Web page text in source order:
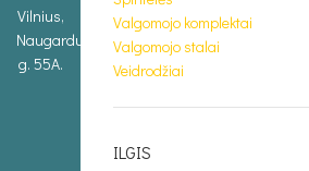
Vilnius,
Naugarduko
g. 55A.
Valgomojo komplektai
Valgomojo stalai
Veidrodžiai
ILGIS